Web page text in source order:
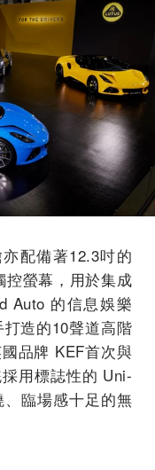
配備著12.3吋的
控螢幕，用於集成
Auto 的信息娛樂
造的10聲道高階
品牌 KEF首次與
用標誌性的 Uni-
臨場感十足的無